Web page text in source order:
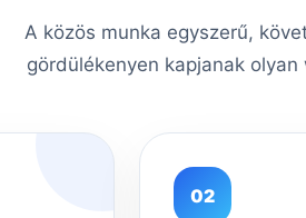
A közös munka egyszerű,
gördülékenyen kapjanak
02